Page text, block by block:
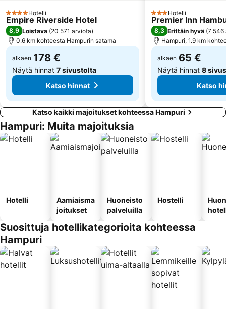
Alsterdorf
4 Tähtiluokitus
Hotelli
Empire Riverside Hotel
8,9 Loistava (20 571 arviota)
0.6 km kohteesta Hampurin satama
alkaen 178 €
Näytä hinnat 7 sivustolta
Katso hinnat
3 Tähtiluokitus
Hotelli
Premier Inn
8,3 Erittäin hyvä (7 546
Hampuri, 1.9 km
alkaen 65 €
Näytä hinnat 8
Katso
Katso kaikki majoitukset kohteessa Hampuri
Hampuri: Muita majoituksia
Hotelli
Aamiaisma
joitukset
Huoneisto
palveluilla
Hostelli
Suosittuja hotellikategorioita kohteessa
Hampuri